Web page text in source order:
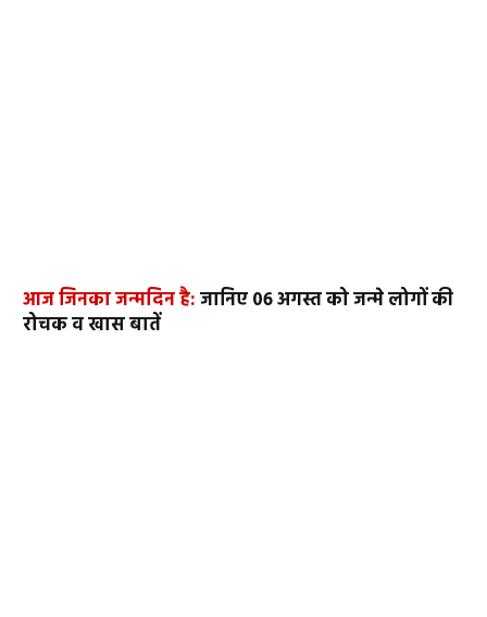
आज जिनका जन्मदिन है:जानिए 06 अगस्त को जन्मे लोगों की
रोचक व खास बातें